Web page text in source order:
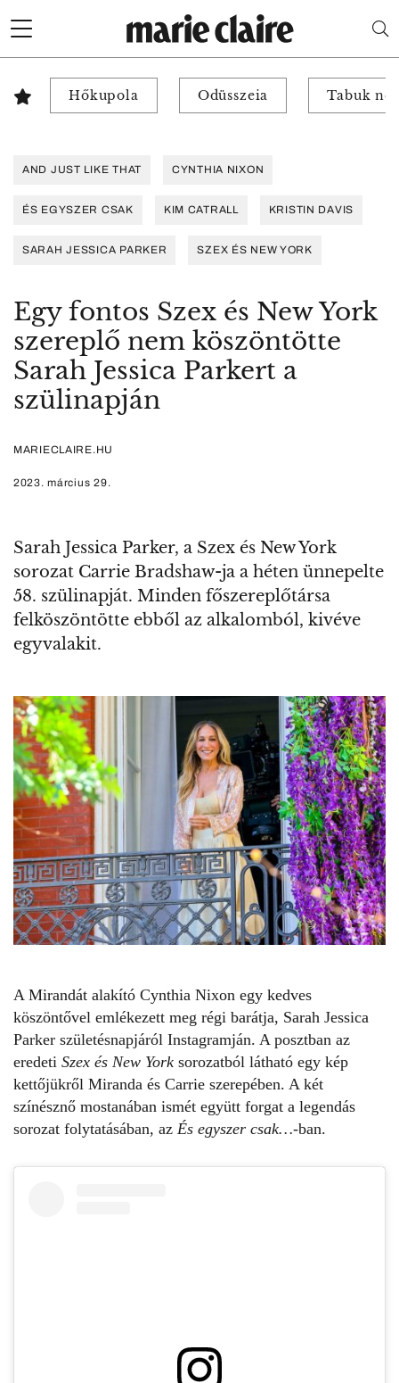
Hőkupola Odüsszeia Tabuk
AND JUST LIKE THAT CYNTHIA NIXON
ÉS EGYSZER CSAK KIM CATRALL KRISTIN DAVIS
SARAH JESSICA PARKER SZEX ÉS NEW YORK
Egy fontos Szex és New York
szereplő nem köszöntötte
Sarah Jessica Parkert a
szülinapján
MARIECLAIRE.HU
2023. március 29.
Sarah Jessica Parker, a Szex és New York
sorozat Carrie Bradshaw-ja a héten ünnepelte
58. szülinapját. Minden főszereplőtársa
felköszöntötte ebből az alkalomból, kivéve
egyvalakit.
A Mirandát alakító Cynthia Nixon egy kedves
köszöntővel emlékezett meg régi barátja, Sarah Jessica
Parker születésnapjáról Instagramján. A posztban az
eredeti Szex és New York sorozatból látható egy kép
kettőjükről Miranda és Carrie szerepében. A két
színésznő mostanában ismét együtt forgat a legendás
sorozat folytatásában, az És egyszer csak…-ban.